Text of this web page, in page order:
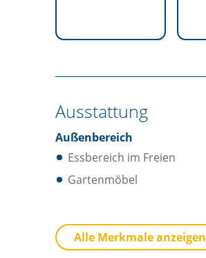
Ausstattung
Außenbereich
Essbereich im Freien
Gartenmöbel
Küche
Besteck / Utensilien
Alle Merkmale anzeigen